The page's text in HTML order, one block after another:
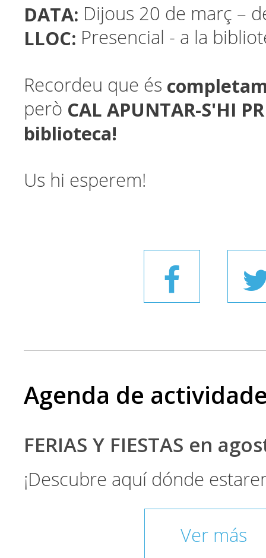
DATA: Dijous 20 de març –
LLOC: Presencial - a la
Recordeu que és
però CAL APUNTAR-S'HI
biblioteca!
Us hi esperem!
Agenda de
FERIAS Y FIESTAS en
¡Descubre aquí dónde
Ver más